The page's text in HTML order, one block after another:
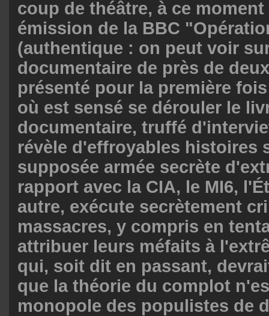
coup de théâtre, à ce
émission de la BBC "
(authentique : on peut voir
documentaire de près de
présenté pour la première
où est sensé se dérouler le
documentaire, truffé
révèle d'effroyables histoires
supposée armée secrète
rapport avec la CIA, le MI6,
autre, exécute secrètement
massacres, y compris en
attribuer leurs méfaits à
qui, soit dit en passant,
que la théorie du complot
monopole des populistes de